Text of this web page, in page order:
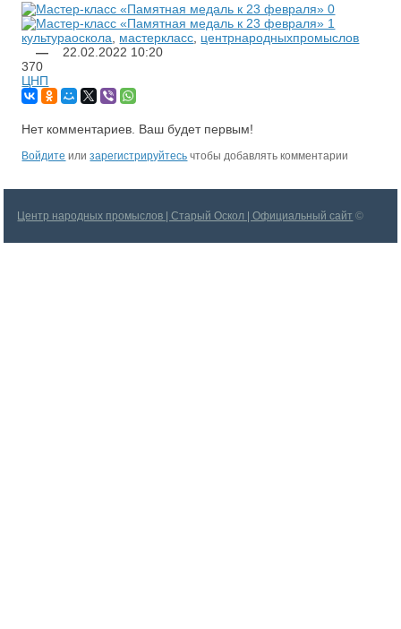
культураоскола мастеркласс центрнародныхпромыслов
—
22.02.2022 10:20
370
ЦНП
Нет комментариев. Ваш будет первым!
Войдите илизарегистрируйтесь чтобы добавлять комментарии
Центр народных промыслов | Старый Оскол | Официальный сайт ©